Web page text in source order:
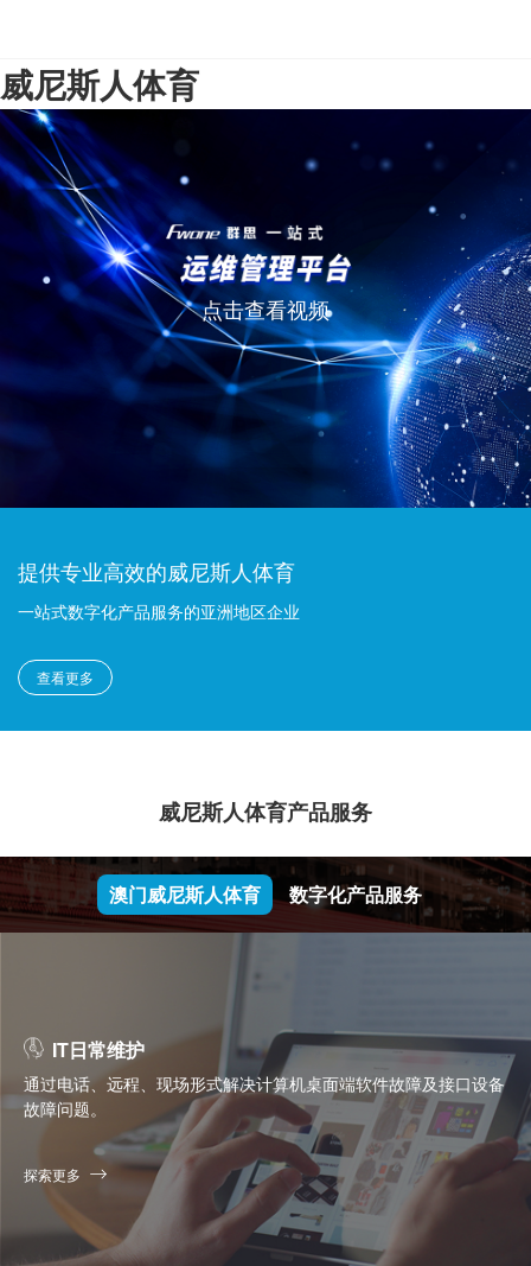
威尼斯人体育
点击查看视频
提供专业高效的威尼斯人体育
一站式数字化产品服务的亚洲地区企业
查看更多
威尼斯人体育产品服务
澳门威尼斯人体育 数字化产品服务
IT日常维护
通过电话、远程、现场形式解决计算机桌面端软件故障及接口设备
故障问题。
探索更多